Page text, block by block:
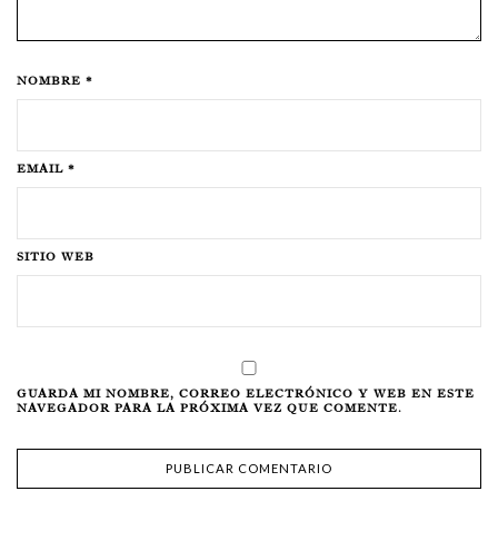
NOMBRE *
EMAIL *
SITIO WEB
GUARDA MI NOMBRE, CORREO ELECTRÓNICO Y WEB EN ESTE
NAVEGADOR PARA LA PRÓXIMA VEZ QUE COMENTE.